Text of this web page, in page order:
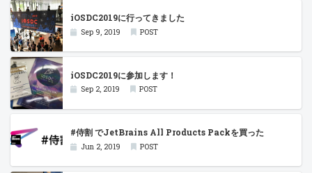
iOSDC2019に行ってきました
Sep 9, 2019 POST
iOSDC2019に参加します！
Sep 2, 2019 POST
#侍割 でJetBrains All Products Packを買った
Jun 2, 2019 POST